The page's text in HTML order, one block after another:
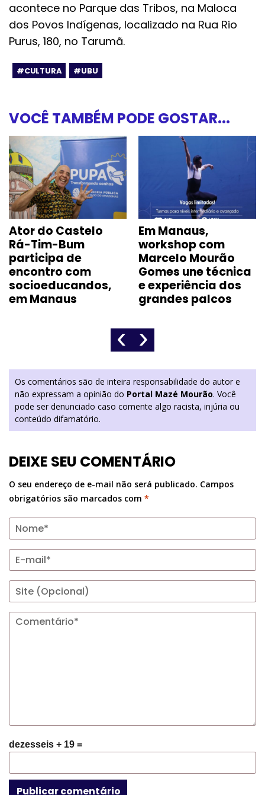
acontece no Parque das Tribos, na Maloca
dos Povos Indígenas, localizado na Rua Rio
Purus, 180, no Tarumã.
#CULTURA #UBU
VOCÊ TAMBÉM PODE GOSTAR...
Ator do Castelo
Rá-Tim-Bum
participa de
encontro com
socioeducandos,
em Manaus
Em Manaus,
workshop com
Marcelo Mourão
Gomes une técnica
e experiência dos
grandes palcos
‹ ›
Os comentários são de inteira responsabilidade do autor e
não expressam a opinião do Portal Mazé Mourão. Você
pode ser denunciado caso comente algo racista, injúria ou
conteúdo difamatório.
DEIXE SEU COMENTÁRIO
O seu endereço de e-mail não será publicado. Campos
obrigatórios são marcados com *
dezesseis + 19 =